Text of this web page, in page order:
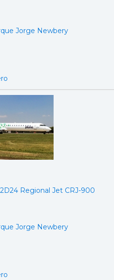
Jorge Newbery
Regional Jet CRJ-900
Jorge Newbery